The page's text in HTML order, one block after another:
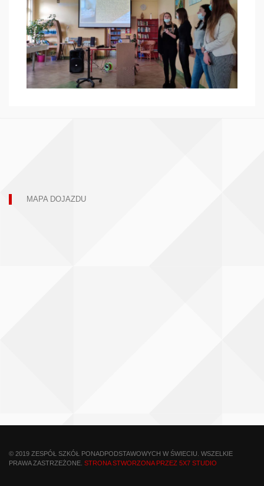
MAPA DOJAZDU
© 2019 ZESPÓŁ SZKÓŁ PONADPODSTAWOWYCH W ŚWIECIU. WSZELKIE
PRAWA ZASTRZEŻONE. STRONA STWORZONA PRZEZ 5X7 STUDIO